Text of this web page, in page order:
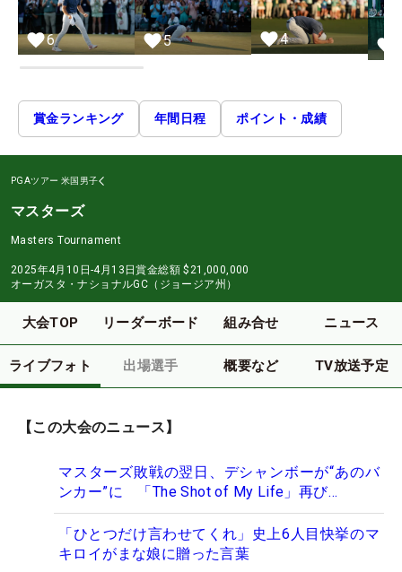
6 5 4
賞金ランキング 年間日程 ポイント・成績
PGAツアー 米国男子
マスターズ
Masters Tournament
2025年4月10日-4月13日賞金総額 $21,000,000
オーガスタ・ナショナルGC（ジョージア州）
大会TOP リーダーボード 組み合せ ニュース
ライブフォト 出場選手 概要など TV放送予定
【この大会のニュース】
マスターズ敗戦の翌日、デシャンボーが“あのバ
ンカー”に 「The Shot of My Life」再び…
「ひとつだけ言わせてくれ」史上6人目快挙のマ
キロイがまな娘に贈った言葉